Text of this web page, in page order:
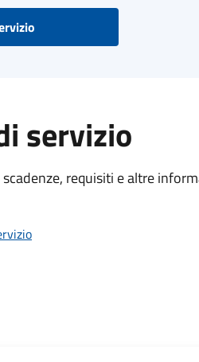
servizio
requisiti e altre